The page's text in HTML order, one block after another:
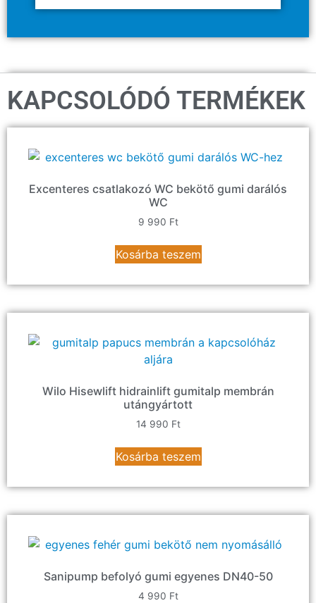
KAPCSOLÓDÓ TERMÉKEK
Excenteres csatlakozó WC bekötő gumi darálós
WC
9 990 Ft
Kosárba teszem
Wilo Hisewlift hidrainlift gumitalp membrán
utángyártott
14 990 Ft
Kosárba teszem
Sanipump befolyó gumi egyenes DN40-50
4 990 Ft